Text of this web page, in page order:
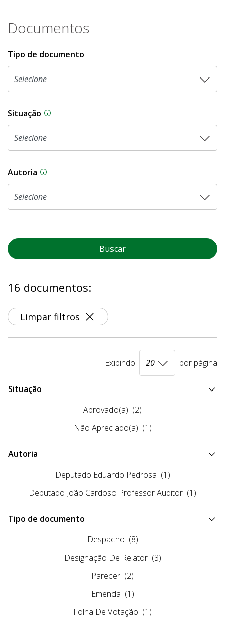
Documentos
Tipo de documento
Situação Na CLDF, as proposições legislativas
Autoria As proposições legislativas na CLDF podem
Buscar
16 documentos:
Limpar filtros
Exibindo por página
Situação
Aprovado(a) (2)
Não Apreciado(a) (1)
Autoria
Deputado Eduardo Pedrosa (1)
Deputado João Cardoso Professor Auditor (1)
Tipo de documento
Despacho (8)
Designação De Relator (3)
Parecer (2)
Emenda (1)
Folha De Votação (1)